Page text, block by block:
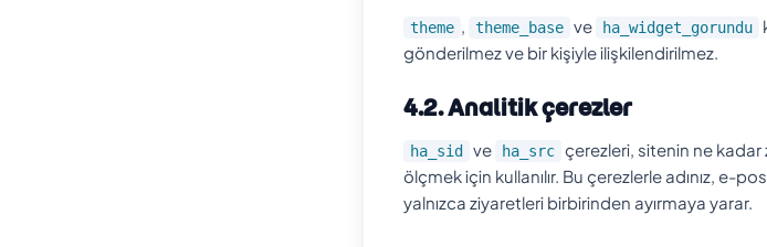
theme , theme_base ve ha_widget_gorundu
gönderilmez ve bir kişiyle ilişkilendirilmez.
4.2. Analitik çerezler
ha_sid ve ha_src çerezleri, sitenin ne kadar
ölçmek için kullanılır. Bu çerezlerle adınız,
yalnızca ziyaretleri birbirinden ayırmaya yarar.